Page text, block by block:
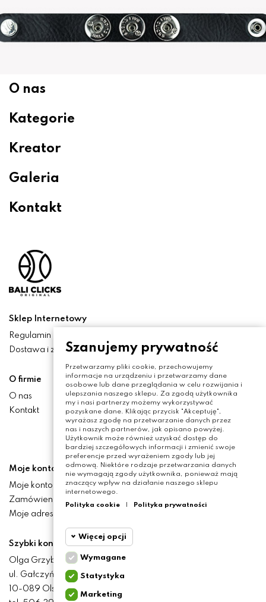
O nas
Kategorie
Kreator
Galeria
Kontakt
Sklep Internetowy
Regulamin
Dostawa i zwroty
O firmie
O nas
Kontakt
Moje konto
Moje konto
Zamówienia
Moje adresy
Szybki kontakt
Olga Grzyb STILO
ul. Gałczyńskiego 24
10-089 Olsztyn
Szanujemy prywatność
Przetwarzamy pliki cookie, przechowujemy
informacje na urządzeniu i przetwarzamy dane
osobowe lub dane przeglądania w celu rozwijania i
ulepszania naszego sklepu. Za zgodą użytkownika
my i nasi partnerzy możemy wykorzystywać
pozyskane dane. Klikając przycisk "Akceptuję",
wyrażasz zgodę na przetwarzanie danych przez
nas i naszych partnerów, jak opisano powyżej.
Użytkownik może również uzyskać dostęp do
bardziej szczegółowych informacji i zmienić swoje
preferencje przed wyrażeniem zgody lub jej
odmową. Niektóre rodzaje przetwarzania danych
nie wymagają zgody użytkownika, ponieważ mają
znaczący wpływ na działanie naszego sklepu
internetowego.
Polityka cookie
Polityka prywatności
Więcej opcji
Wymagane
Cookie
Wymagane
Statystyka
Marketing